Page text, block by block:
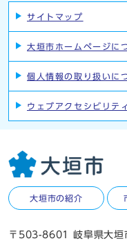
サイトマップ
大垣市ホームページに
個人情報の取り扱いに
ウェブアクセシビリテ
大垣市の紹介
〒503-8601 岐阜県大垣